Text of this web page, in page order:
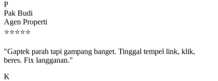
Pak Budi
Agen Properti
⭐⭐⭐⭐⭐
beres. Fix langganan."
Kang Ojol